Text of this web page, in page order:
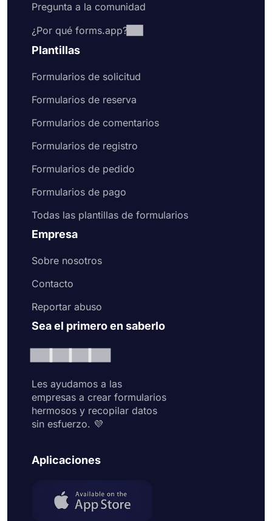
Pregunta a la comunidad
¿Por qué forms.app?
Plantillas
Formularios de solicitud
Formularios de reserva
Formularios de comentarios
Formularios de registro
Formularios de pedido
Formularios de pago
Todas las plantillas de formularios
Empresa
Sobre nosotros
Contacto
Reportar abuso
Sea el primero en saberlo
Les ayudamos a las
empresas a crear formularios
hermosos y recopilar datos
sin esfuerzo. 💜
Aplicaciones